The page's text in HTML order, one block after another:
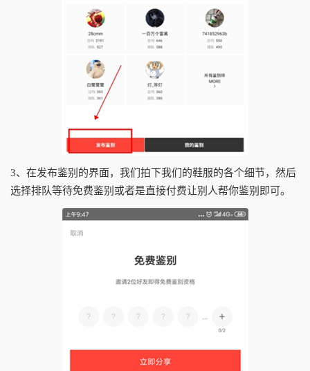
3、在发布鉴别的界面，我们拍下我们的鞋服的各个细节，然后
选择排队等待免费鉴别或者是直接付费让别人帮你鉴别即可。